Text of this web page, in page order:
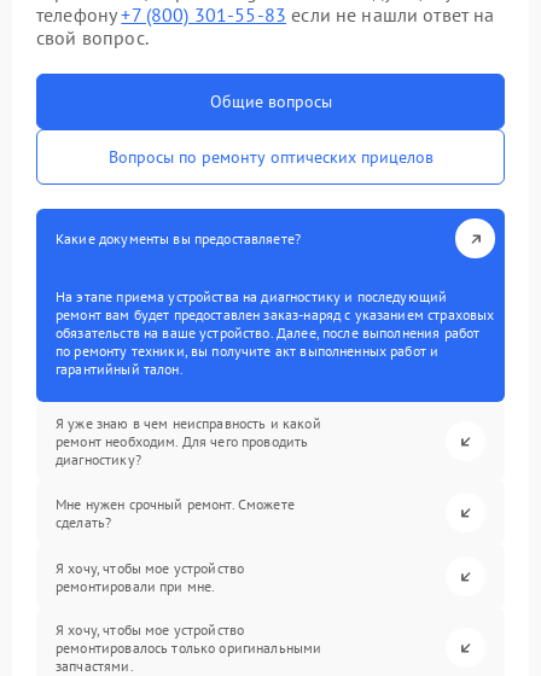
телефону+7 (800) 301-55-83 если не нашли ответ на
свой вопрос.
Общие вопросы
Вопросы по ремонту оптических прицелов
Какие документы вы предоставляете?
На этапе приема устройства на диагностику и последующий
ремонт вам будет предоставлен заказ-наряд с указанием страховых
обязательств на ваше устройство. Далее, после выполнения работ
по ремонту техники, вы получите акт выполненных работ и
гарантийный талон.
Я уже знаю в чем неисправность и какой
ремонт необходим. Для чего проводить
диагностику?
Мне нужен срочный ремонт. Сможете
сделать?
Я хочу, чтобы мое устройство
ремонтировали при мне.
Я хочу, чтобы мое устройство
ремонтировалось только оригинальными
запчастями.